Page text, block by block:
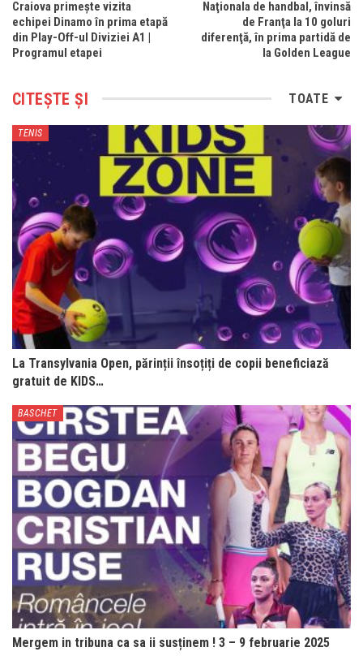
Craiova primește vizita
echipei Dinamo în prima etapă
din Play-Off-ul Diviziei A1 |
Programul etapei
Naţionala de handbal, învinsă
de Franţa la 10 goluri
diferenţă, în prima partidă de
la Golden League
TOATE
CITEȘTE ȘI
TENIS
La Transylvania Open, părinții însoțiți de copii beneficiază
gratuit de KIDS…
BASCHET
Mergem in tribuna ca sa ii susținem ! 3 – 9 februarie 2025